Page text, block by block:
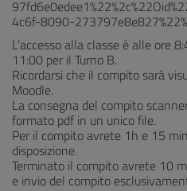
4c6f-8090-
L’accesso alla classe è alle ore
11:00 per il Turno B.
Ricordarsi che il compito sarà
Moodle.
La consegna del compito
formato pdf in un unico file.
Per il compito avrete 1h e 15
disposizione.
Terminato il compito avrete 10
e invio del compito